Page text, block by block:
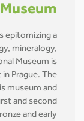
Museum
epitomizing a
mineralogy,
Museum is
in Prague. The
museum and
and second
and early